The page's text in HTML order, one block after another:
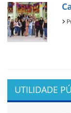
UTILIDADE